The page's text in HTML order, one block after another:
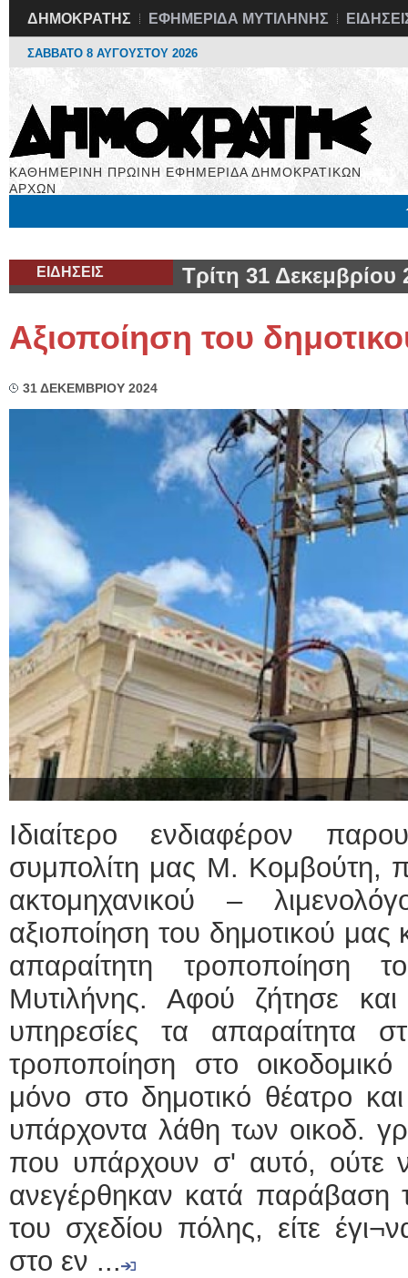
ΔΗΜΟΚΡΑΤΗΣ ΕΦΗΜΕΡΙΔΑ ΜΥΤΙΛΗΝΗΣ
ΣΑΒΒΑΤΟ 8 ΑΥΓΟΥΣΤΟΥ 2026
ΚΑΘΗΜΕΡΙΝΗ ΠΡΩΙΝΗ ΕΦΗΜΕΡΙΔΑ ΔΗΜΟΚΡΑΤΙΚΩΝ
ΑΡΧΩΝ
ΕΙΔΗΣΕΙΣ Τρίτη 31 Δεκεμβρίου
Αξιοποίηση του
31 ΔΕΚΕΜΒΡΙΟΥ 2024
Ιδιαίτερο ενδιαφέρον
συμπολίτη μας Μ. Κομβούτη,
ακτομηχανικού –
αξιοποίηση του δημοτικού
απαραίτητη τροποποίηση
Μυτιλήνης. Αφού ζήτησε
υπηρεσίες τα απαραίτητα
τροποποίηση στο
μόνο στο δημοτικό θέατρο
υπάρχοντα λάθη των οικοδ.
που υπάρχουν σ' αυτό, ούτε
ανεγέρθηκαν κατά παράβαση
του σχεδίου πόλης, είτε
στο εν ...